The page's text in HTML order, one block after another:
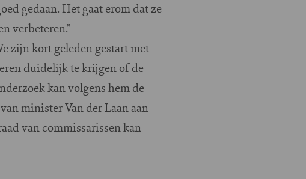
gedaan. Het gaat erom dat ze
verbeteren.”
zijn kort geleden gestart met
duidelijk te krijgen of de
kan volgens hem de
minister Van der Laan aan
van commissarissen kan